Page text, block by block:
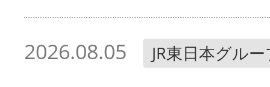
2026.08.05 JR東日本グル